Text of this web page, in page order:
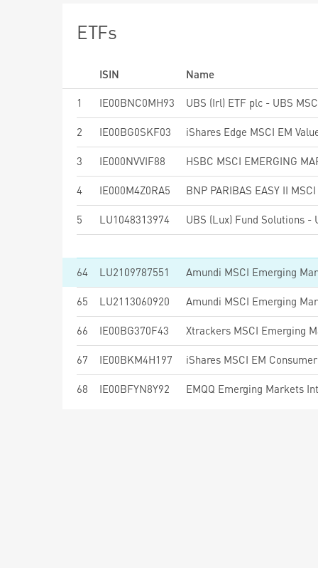
ETFs
ISIN
Name
1
IE00BNC0MH93
2 IE00BG0SKF03 iShares Edge MSCI EM
3 IE000NVVIF88
4 IE000M4Z0RA5
5 LU1048313974
64 LU2109787551
65 LU2113060920 Amundi MSCI Emerging
66 IE00BG370F43 Xtrackers MSCI Emerging
67 IE00BKM4H197 iShares MSCI EM
68 IE00BFYN8Y92 EMQQ Emerging Markets